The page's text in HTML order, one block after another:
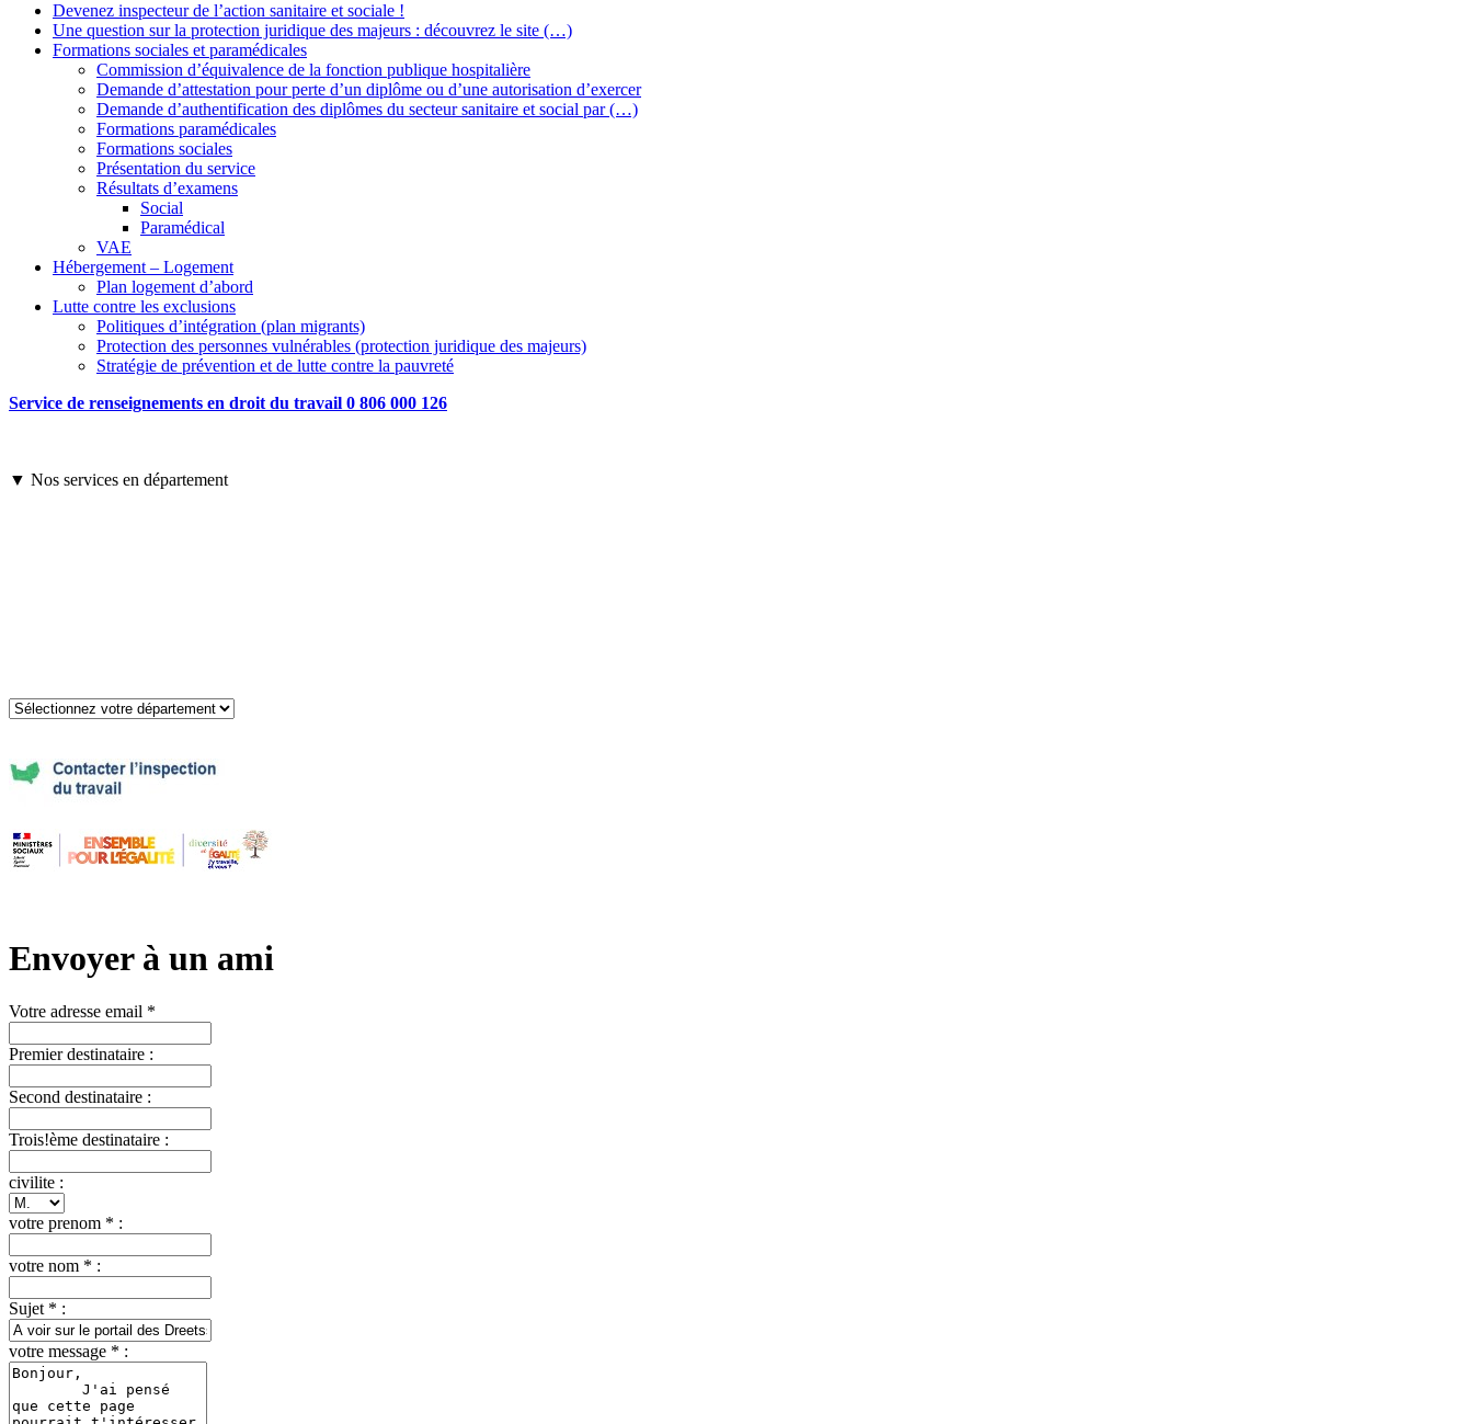
Devenez inspecteur de l’action sanitaire et sociale !
Une question sur la protection juridique des majeurs : découvrez le site (…)
Formations sociales et paramédicales
Commission d’équivalence de la fonction publique hospitalière
Demande d’attestation pour perte d’un diplôme ou d’une autorisation d’exercer
Demande d’authentification des diplômes du secteur sanitaire et social par (…)
Formations paramédicales
Formations sociales
Présentation du service
Résultats d’examens
Social
Paramédical
VAE
Hébergement – Logement
Plan logement d’abord
Lutte contre les exclusions
Politiques d’intégration (plan migrants)
Protection des personnes vulnérables (protection juridique des majeurs)
Stratégie de prévention et de lutte contre la pauvreté
Service de renseignements en droit du travail 0 806 000 126
▼ Nos services en département
Envoyer à un ami
Votre adresse email *
Premier destinataire :
Second destinataire :
Trois!ème destinataire :
civilite :
votre prenom * :
votre nom * :
Sujet * :
votre message * :